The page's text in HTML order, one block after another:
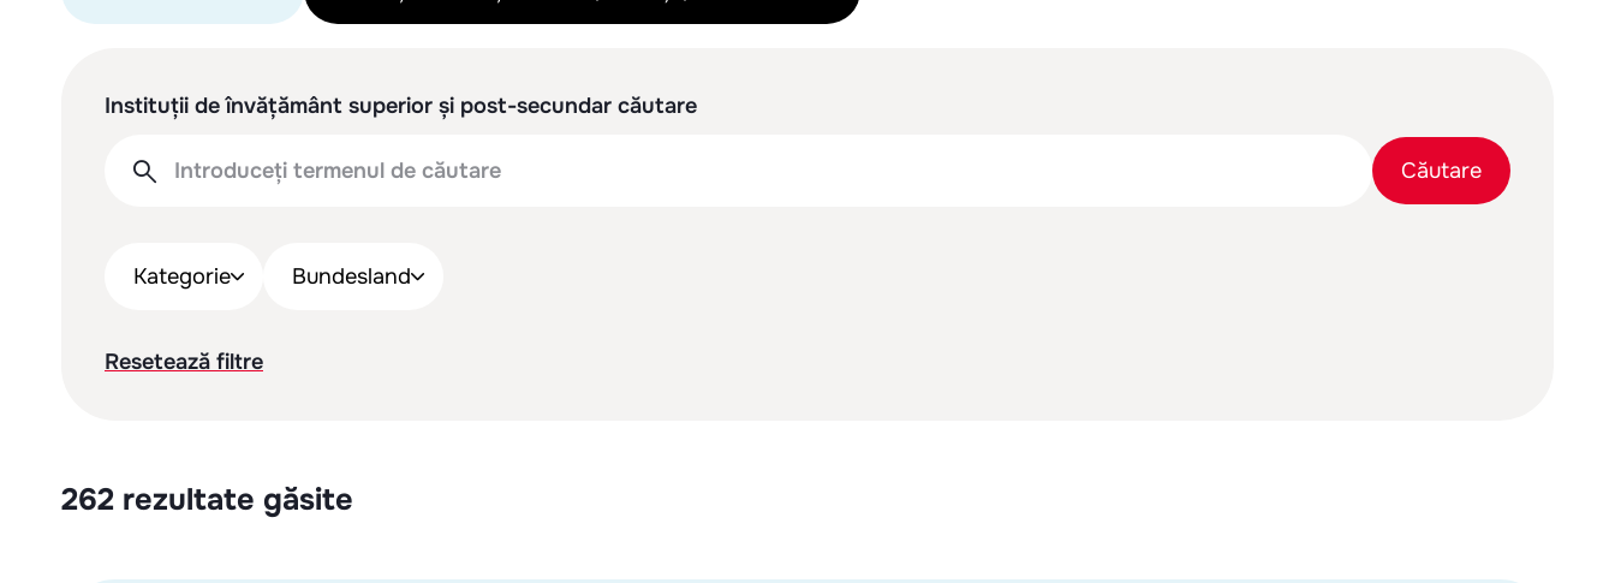
Instituții de învățământ superior și post-secundar căutare
Bară
de
căutare
Căutare
Kategorie Bundesland
Resetează filtre
262 rezultate găsite